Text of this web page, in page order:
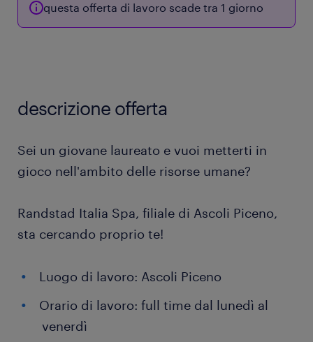
questa offerta di lavoro scade tra 1 giorno
descrizione offerta
Sei un giovane laureato e vuoi metterti in
gioco nell'ambito delle risorse umane?
Randstad Italia Spa, filiale di Ascoli Piceno,
sta cercando proprio te!
Luogo di lavoro: Ascoli Piceno
Orario di lavoro: full time dal lunedì al
venerdì